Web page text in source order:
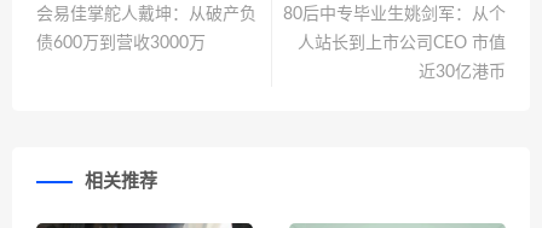
会易佳掌舵人戴坤：从破产负
债600万到营收3000万
80后中专毕业生姚剑军：从个
人站长到上市公司CEO 市值
近30亿港币
相关推荐